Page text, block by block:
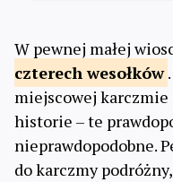
W pewnej małej
czterechwesołków
miejscowej
historie – te
nieprawdopodobne.
do karczmy